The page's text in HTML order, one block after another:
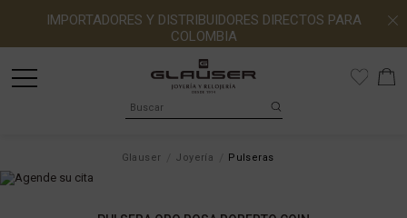
IMPORTADORES Y DISTRIBUIDORES DIRECTOS PARA
COLOMBIA
Glauser Joyería Pulseras